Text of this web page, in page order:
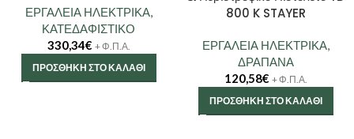
ΕΡΓΑΛΕΙΑ ΗΛΕΚΤΡΙΚΑ,
ΚΑΤΕΔΑΦΙΣΤΙΚΟ
330,34€ + Φ.Π.Α.
ΠΡΟΣΘΉΚΗ ΣΤΟ ΚΑΛΆΘΙ
800 K STAYER
ΕΡΓΑΛΕΙΑ ΗΛΕΚΤΡΙΚΑ,
ΔΡΑΠΑΝΑ
120,58€ + Φ.Π.Α.
ΠΡΟΣΘΉΚΗ ΣΤΟ ΚΑΛΆΘΙ